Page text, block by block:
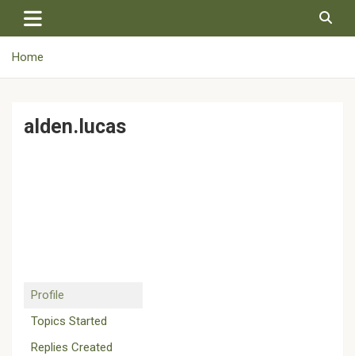
content
Home
alden.lucas
Profile
Topics Started
Replies Created